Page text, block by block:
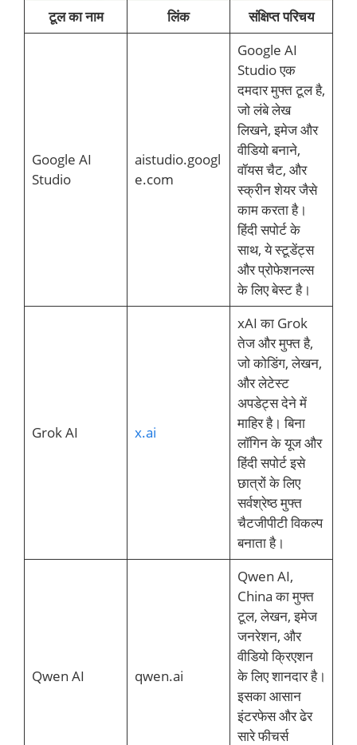
टूल का नाम लिंक संक्षिप्त परिचय
Google AI
Studio
aistudio.googl
e.com
Google AI
Studio एक
दमदार मुफ्त टूल है,
जो लंबे लेख
लिखने, इमेज और
वीडियो बनाने,
वॉयस चैट, और
स्क्रीन शेयर जैसे
काम करता है।
हिंदी सपोर्ट के
साथ, ये स्टूडेंट्स
और प्रोफेशनल्स
के लिए बेस्ट है।
Grok AI x.ai
xAI का Grok
तेज और मुफ्त है,
जो कोडिंग, लेखन,
और लेटेस्ट
अपडेट्स देने में
माहिर है। बिना
लॉगिन के यूज और
हिंदी सपोर्ट इसे
छात्रों के लिए
सर्वश्रेष्ठ मुफ्त
चैटजीपीटी विकल्प
बनाता है।
Qwen AI qwen.ai
Qwen AI,
China का मुफ्त
टूल, लेखन, इमेज
जनरेशन, और
वीडियो क्रिएशन
के लिए शानदार है।
इसका आसान
इंटरफेस और ढेर
सारे फीचर्स